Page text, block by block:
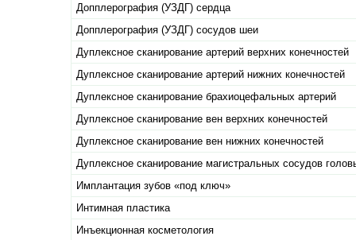
Допплерография (УЗДГ) сердца
Допплерография (УЗДГ) сосудов шеи
Дуплексное сканирование артерий верхних конечностей
Дуплексное сканирование артерий нижних конечностей
Дуплексное сканирование брахиоцефальных артерий
Дуплексное сканирование вен верхних конечностей
Дуплексное сканирование вен нижних конечностей
Дуплексное сканирование магистральных сосудов
Имплантация зубов «под ключ»
Интимная пластика
Инъекционная косметология